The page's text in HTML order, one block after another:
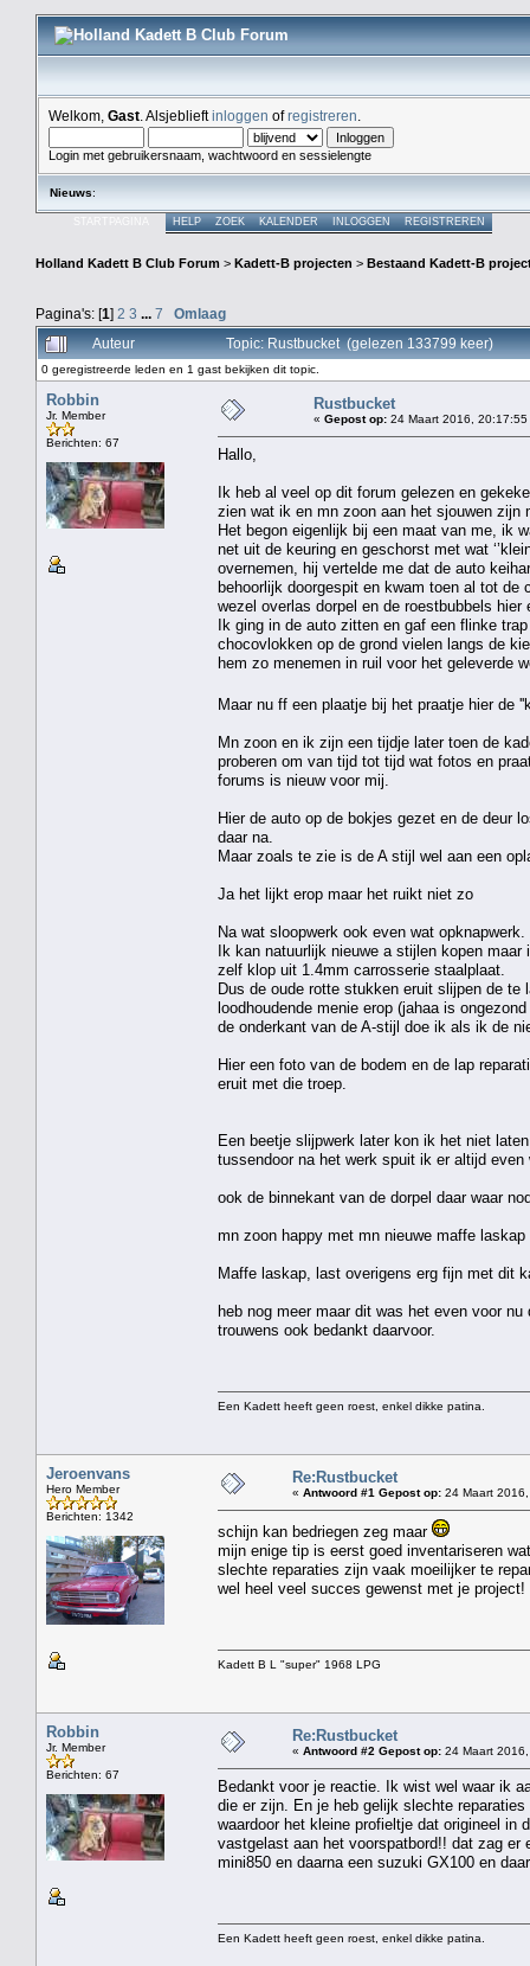
Welkom, Gast . Alsjeblieftinloggen ofregistreren
Login met gebruikersnaam, wachtwoord en sessielengte
Nieuws:
HELP ZOEK KALENDER INLOGGEN REGISTREREN
Holland Kadett B Club Forum > Kadett-B projecten > Bestaand Kadett-B
Pagina's: [1] 2 3 ... 7
Omlaag
Auteur
Topic: Rustbucket (gelezen 133799 keer)
0 geregistreerde leden en 1 gast bekijken dit topic.
Robbin
Jr. Member
Berichten: 67
Rustbucket
« Gepost op: 24 Maart 2016, 20:17:55
Hallo,
Ik heb al veel op dit forum gelezen en
zien wat ik en mn zoon aan het sjouwen zijn
Het begon eigenlijk bij een maat van me, ik
net uit de keuring en geschorst met wat
overnemen, hij vertelde me dat de auto
behoorlijk doorgespit en kwam toen al tot
wezel overlas dorpel en de roestbubbels
Ik ging in de auto zitten en gaf een flinke
chocovlokken op de grond vielen langs de
hem zo menemen in ruil voor het geleverde
Maar nu ff een plaatje bij het praatje hier de
Mn zoon en ik zijn een tijdje later toen de
proberen om van tijd tot tijd wat fotos en
forums is nieuw voor mij.
Hier de auto op de bokjes gezet en de deur
daar na.
Maar zoals te zie is de A stijl wel aan een
Ja het lijkt erop maar het ruikt niet zo
Na wat sloopwerk ook even wat opknapwerk.
Ik kan natuurlijk nieuwe a stijlen kopen
zelf klop uit 1.4mm carrosserie staalplaat.
Dus de oude rotte stukken eruit slijpen de te
loodhoudende menie erop (jahaa is
de onderkant van de A-stijl doe ik als ik de
Hier een foto van de bodem en de lap
eruit met die troep.
Een beetje slijpwerk later kon ik het niet
tussendoor na het werk spuit ik er altijd
ook de binnekant van de dorpel daar waar
mn zoon happy met mn nieuwe maffe
Maffe laskap, last overigens erg fijn met dit
heb nog meer maar dit was het even voor
trouwens ook bedankt daarvoor.
Een Kadett heeft geen roest, enkel dikke patina.
Jeroenvans
Hero Member
Berichten: 1342
Re:Rustbucket
« Antwoord #1 Gepost op: 24 Maart
schijn kan bedriegen zeg maar
mijn enige tip is eerst goed inventariseren
slechte reparaties zijn vaak moeilijker te
wel heel veel succes gewenst met je project!
Kadett B L "super" 1968 LPG
Robbin
Jr. Member
Berichten: 67
Re:Rustbucket
« Antwoord #2 Gepost op: 24 Maart
Bedankt voor je reactie. Ik wist wel waar ik
die er zijn. En je heb gelijk slechte
waardoor het kleine profieltje dat origineel in
vastgelast aan het voorspatbord!! dat zag
mini850 en daarna een suzuki GX100 en
Een Kadett heeft geen roest, enkel dikke patina.